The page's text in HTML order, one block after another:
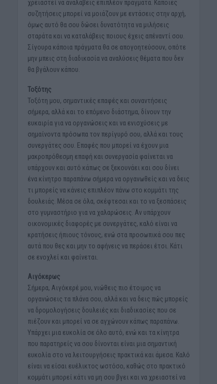
χρειαστεί να αναλάβεις επιπλέον πράγματα. Κάποιες
συζητήσεις μπορεί να μοιάζουν με εντάσεις στην αρχή,
όμως αυτό θα σου δώσει δυνατότητα να μιλήσεις
σταράτα και να καταλάβεις ποιους έχεις απέναντί σου.
Σίγουρα κάποια πράγματα θα σε απογοητεύσουν, οπότε
μην μπεις στη διαδικασία να αναλύσεις θέματα που δεν
θα βγάλουν κάπου.
Τοξότης
Τοξότη μου, σημαντικές επαφές και συναντήσεις
σήμερα, αλλά και το επόμενο διάστημα, δίνουν την
ευκαιρία για να οργανώσεις και να ενισχύσεις με
σημαίνοντα πρόσωπα τον περίγυρό σου, αλλά και τους
συνεργάτες σου. Επαφές που μπορεί να έχουν μια
μακροπρόθεσμη επαφή και συνεργασία φαίνεται να
υπάρχουν και αυτό κάπως σε ξεκουνάει και σου δίνει
ένα κίνητρο παραπάνω σήμερα να οργανωθείς και να δεις
τι μπορείς να κάνεις επιπλέον πάνω στο κομμάτι της
δουλειάς. Μέσα σε όλα, σκέφτεσαι και το να ξεσπάσεις
στο γυμναστήριο για να χαλαρώσεις. Αν υπάρχουν
οικονομικές διαφορές με συνεργάτες, καλό είναι να
κρατήσεις ήπιους τόνους, ενώ στα προσωπικά σου πες
αυτά που θες και μην το αφήνεις να περάσει έτσι. Κάτι
σε ενοχλεί και φαίνεται.
Αιγόκερως
Σήμερα, Αιγόκερέ μου, νιώθεις πιο έτοιμος να
οργανώσεις τα πλάνα σου, αλλά και να δεις πώς μπορείς
να δρομολογήσεις δουλειές και διαδικασίες που σε
πιέζουν και μπορεί να σε αγχώνουν κάπως παραπάνω.
Υπάρχει μια ευκολία σε όλο αυτό, ενώ και τα κίνητρα
που παρατηρείς να σου δίνονται είναι μια σημαντική
ευκολία στο να λειτουργήσεις πρακτικά και άμεσα. Καλό
είναι να είσαι ευέλικτος ωστόσο, καθώς στο πρακτικό
κομμάτι μπορεί κάτι να μη σου βγει και να χρειαστεί να